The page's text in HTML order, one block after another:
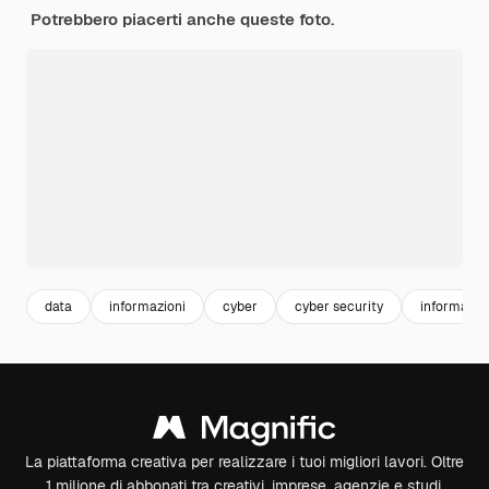
Potrebbero piacerti anche queste foto.
data informazioni cyber cyber security
La piattaforma creativa per realizzare i tuoi migliori lavori. Oltre